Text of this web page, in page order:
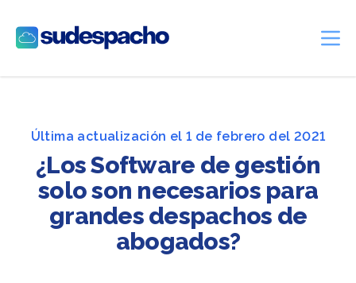
Sudespacho
Última actualización el 1 de febrero del 2021
¿Los Software de gestión
solo son necesarios para
grandes despachos de
abogados?